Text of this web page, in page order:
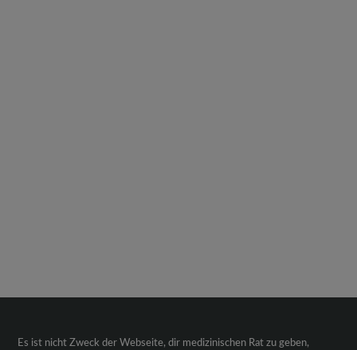
Es ist nicht Zweck der Webseite, dir medizinischen Rat zu geben,